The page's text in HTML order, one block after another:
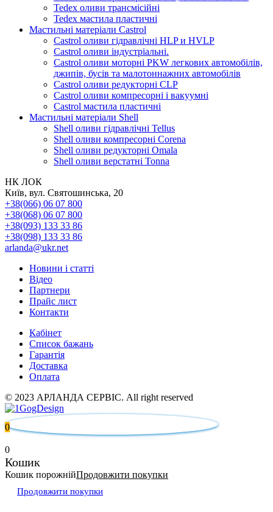
Tedex оливи трансмісійні
Tedex мастила пластичні
Мастильні матеріали Castrol
Castrol оливи гідравлічні HLP и HVLP
Castrol оливи індустріальні.
Castrol оливи моторні PKW легкових автомобілів,
джипів, бусів та малотоннажних автомобілів
Castrol оливи редукторні CLP
Castrol оливи компресорні і вакуумні
Castrol мастила пластичні
Мастильні матеріали Shell
Shell оливи гідравлічні Tellus
Shell оливи компресорні Corena
Shell оливи редукторні Omala
Shell оливи верстатні Tonna
НК ЛОК
Київ, вул. Святошинська, 20
+38(066) 06 07 800
+38(068) 06 07 800
+38(093) 133 33 86
+38(098) 133 33 86
arlanda@ukr.net
Новини і статті
Відео
Партнери
Прайс лист
Контакти
Кабінет
Список бажань
Гарантія
Доставка
Оплата
© 2023 АРЛАНДА СЕРВІС. All right reserved
0
0
Кошик
Кошик порожнійПродовжити покупки
Продовжити покупки